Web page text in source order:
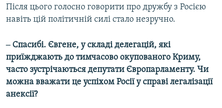
Після цього голосно говорити про дружбу з Росією
навіть цій політичній силі стало незручно.
‒ Спасибі. Євгене, у складі делегацій, які
приїжджають до тимчасово окупованого Криму,
часто зустрічаються депутати Європарламенту. Чи
можна вважати це успіхом Росії у справі легалізації
анексії?